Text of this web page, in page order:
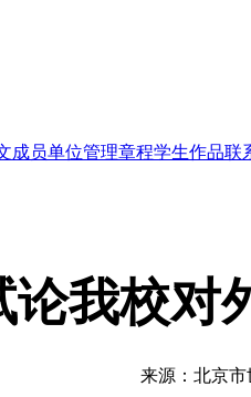
成员单位管理章程学生作品联
论我校对
来源：北京